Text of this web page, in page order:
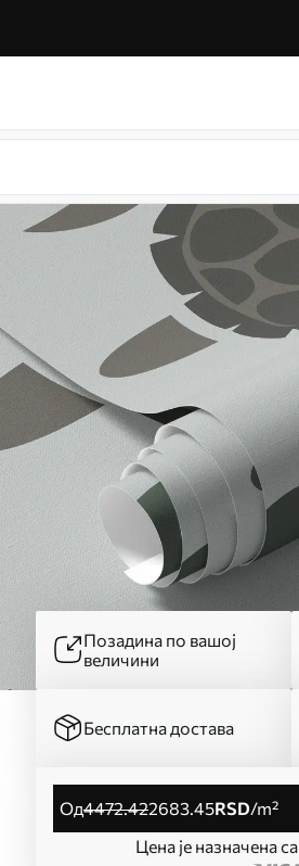
Позадина по вашој
величини
Бесплатна достава
од4472.422683.45RSD/m²
Цена је назначена са